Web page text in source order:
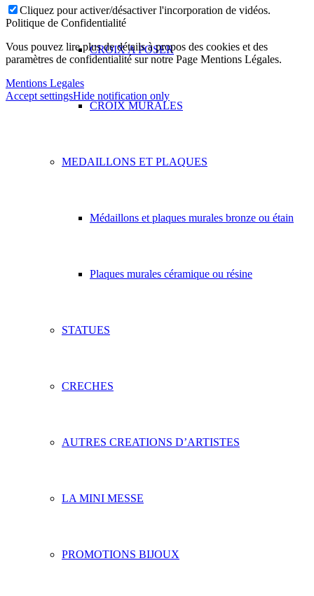
CROIX A POSER
CROIX MURALES
MEDAILLONS ET PLAQUES
Médaillons et plaques murales bronze ou étain
Plaques murales céramique ou résine
STATUES
CRECHES
AUTRES CREATIONS D’ARTISTES
LA MINI MESSE
PROMOTIONS BIJOUX
Cliquez pour activer/désactiver l'incorporation de vidéos.
Politique de Confidentialité
Vous pouvez lire plus de détails à propos des cookies et des
paramètres de confidentialité sur notre Page Mentions Légales.
Mentions Legales
Accept settingsHide notification only